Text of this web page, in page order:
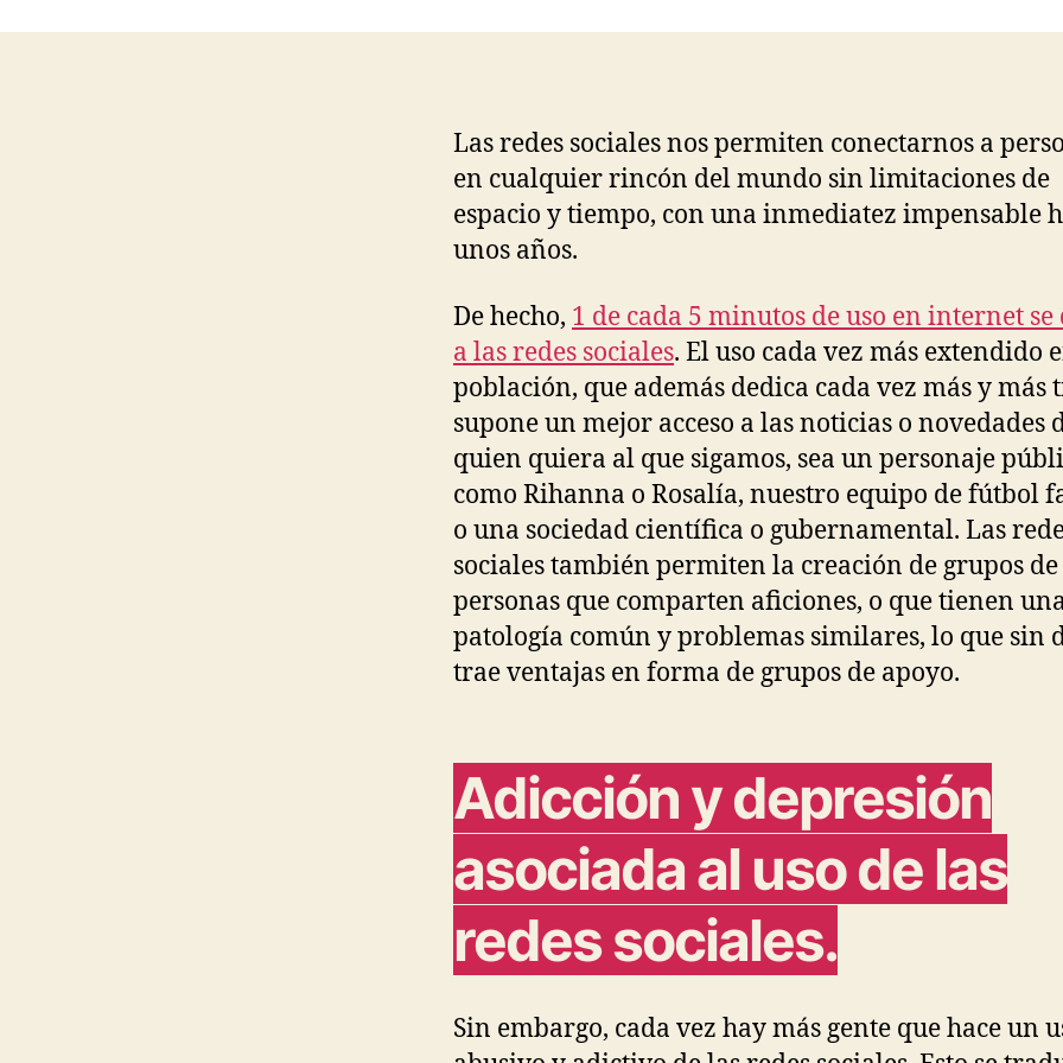
o
p
tir
Las redes sociales nos permiten conectarnos a
en cualquier rincón del mundo sin limitaciones de
espacio y tiempo, con una inmediatez impensable
unos años.
De hecho, 1 de cada 5 minutos de uso en internet se
a las redes sociales. El uso cada vez más extendido
población, que además dedica cada vez más y más
supone un mejor acceso a las noticias o novedades
quien quiera al que sigamos, sea un personaje
como Rihanna o Rosalía, nuestro equipo de fútbol
o una sociedad científica o gubernamental. Las
sociales también permiten la creación de grupos de
personas que comparten aficiones, o que tienen
patología común y problemas similares, lo que sin
trae ventajas en forma de grupos de apoyo.
Adicción y depresión
asociada al uso de las
redes sociales.
Sin embargo, cada vez hay más gente que hace un